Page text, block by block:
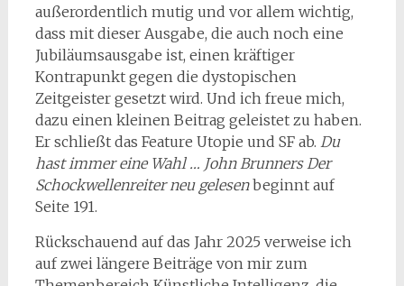
außerordentlich mutig und vor allem wichtig,
dass mit dieser Ausgabe, die auch noch eine
Jubiläumsausgabe ist, einen kräftiger
Kontrapunkt gegen die dystopischen
Zeitgeister gesetzt wird. Und ich freue mich,
dazu einen kleinen Beitrag geleistet zu haben.
Er schließt das Feature Utopie und SF ab. Du
hast immer eine Wahl … John Brunners Der
Schockwellenreiter neu gelesenbeginnt auf
Seite 191.
Rückschauend auf das Jahr 2025 verweise ich
auf zwei längere Beiträge von mir zum